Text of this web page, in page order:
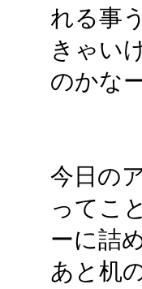
れる事
きゃい
のかなー
今日の
ってこ
ーに詰
あと机